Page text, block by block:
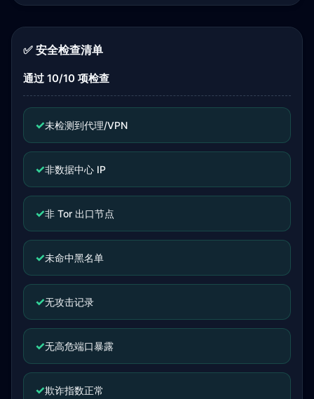
✅ 安全检查清单
通过 10/10 项检查
✓未检测到代理/VPN
✓非数据中心 IP
✓非 Tor 出口节点
✓未命中黑名单
✓无攻击记录
✓无高危端口暴露
✓欺诈指数正常